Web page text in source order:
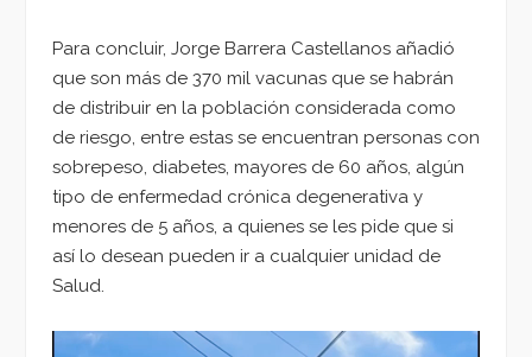
Para concluir, Jorge Barrera Castellanos añadió
que son más de 370 mil vacunas que se habrán
de distribuir en la población considerada como
de riesgo, entre estas se encuentran personas con
sobrepeso, diabetes, mayores de 60 años, algún
tipo de enfermedad crónica degenerativa y
menores de 5 años, a quienes se les pide que si
así lo desean pueden ir a cualquier unidad de
Salud.
Reproductor